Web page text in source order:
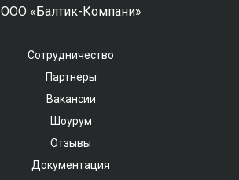
ООО «Балтик-Компани»
Сотрудничество
Партнеры
Вакансии
Шоурум
Отзывы
Документация